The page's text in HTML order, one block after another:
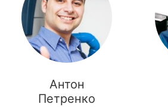
Антон
Петренко